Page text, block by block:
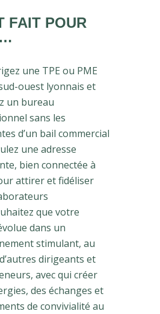
FAIT POUR
une TPE ou PME
ouest lyonnais et
un bureau
sans les
d’un bail commercial
une adresse
bien connectée à
attirer et fidéliser
que votre
dans un
stimulant, au
dirigeants et
avec qui créer
des échanges et
de convivialité au